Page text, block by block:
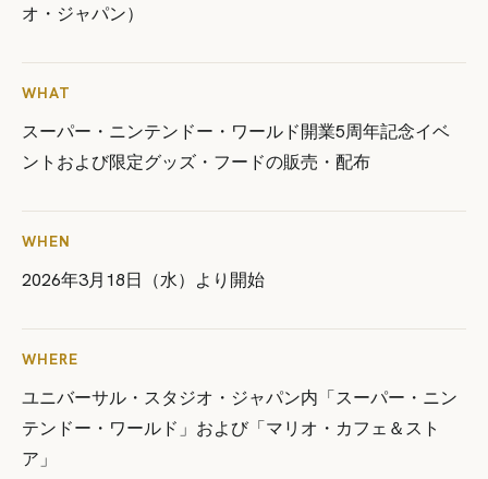
オ・ジャパン）
WHAT
スーパー・ニンテンドー・ワールド開業5周年記念イベ
ントおよび限定グッズ・フードの販売・配布
WHEN
2026年3月18日（水）より開始
WHERE
ユニバーサル・スタジオ・ジャパン内「スーパー・ニン
テンドー・ワールド」および「マリオ・カフェ＆スト
ア」